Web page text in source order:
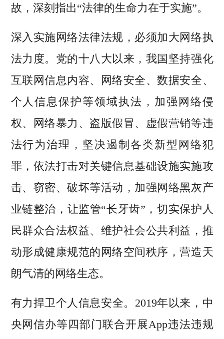
故，深刻指出“法律的生命力在于实施”。
深入实施网络法律法规，必须加大网络执
法力度。党的十八大以来，我国坚持强化
互联网信息内容、网络安全、数据安全、
个人信息保护等领域执法，加强网络侵
权、网络暴力、盗版假冒、虚假营销等违
法行为治理，坚决遏制各类新型网络犯
罪，依法打击对关键信息基础设施实施攻
击、窃密、破坏等活动，加强网络黑灰产
业链整治，让监管“长牙齿”，切实保护人
民群众合法权益、维护社会公共利益，推
动形成健康规范的网络空间秩序，营造天
朗气清的网络生态。
有力捍卫个人信息安全。2019年以来，中
央网信办等四部门联合开展App违法违规